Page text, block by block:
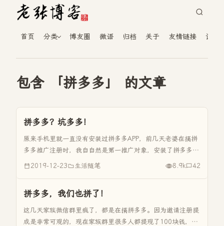
首页 分类 博友圈 微语 归档 关于 友情链接 读者
包含 「拼多多」 的文章
拼多多？坑多多！
原来手机里就一直没有安装过拼多多APP，前几天老婆在搞拼
多多推广注册时，我自自然是第一推广对象，安装了拼多多。
《拼多多，我们也拼了！》里有所提到，确实，如果努力点累
2019-12-23 生活随笔 8.9k 42
拼多多，我们也拼了！
这几天家族微信群里疯了，都是在搞拼多多。因为邀请注册提
成是非常可观的，现在家族群里很多人都提现了100块钱，也